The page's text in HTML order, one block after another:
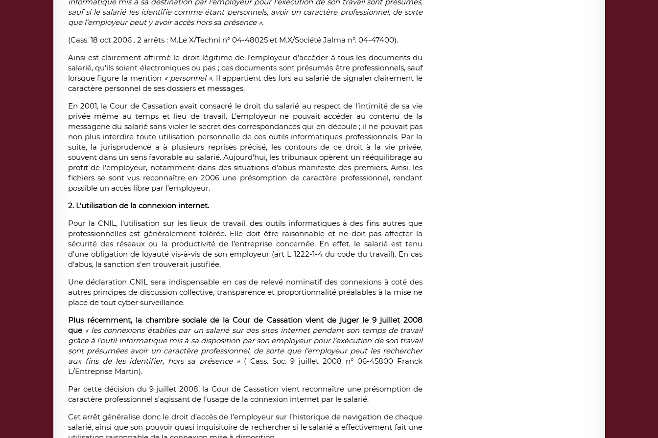
sauf si le salarié les identifie comme étant personnels, avoir un caractère professionnel, de sorte
que l’employeur peut y avoir accès hors sa présence ».
(Cass. 18 oct 2006 . 2 arrêts : M.Le X/Techni n° 04-48025 et M.X/Société Jalma n°. 04-47400).
Ainsi est clairement affirmé le droit légitime de l’employeur d’accéder à tous les documents du
salarié, qu’ils soient électroniques ou pas ; ces documents sont présumés être professionnels, sauf
lorsque figure la mention « personnel ». Il appartient dès lors au salarié de signaler clairement le
caractère personnel de ses dossiers et messages.
En 2001, la Cour de Cassation avait consacré le droit du salarié au respect de l’intimité de sa vie
privée même au temps et lieu de travail. L’employeur ne pouvait accéder au contenu de la
messagerie du salarié sans violer le secret des correspondances qui en découle ; il ne pouvait pas
non plus interdire toute utilisation personnelle de ces outils informatiques professionnels. Par la
suite, la jurisprudence a à plusieurs reprises précisé, les contours de ce droit à la vie privée,
souvent dans un sens favorable au salarié. Aujourd’hui, les tribunaux opèrent un rééquilibrage au
profit de l’employeur, notamment dans des situations d’abus manifeste des premiers. Ainsi, les
fichiers se sont vus reconnaître en 2006 une présomption de caractère professionnel, rendant
possible un accès libre par l’employeur.
2. L’utilisation de la connexion internet.
Pour la CNIL, l’utilisation sur les lieux de travail, des outils informatiques à des fins autres que
professionnelles est généralement tolérée. Elle doit être raisonnable et ne doit pas affecter la
sécurité des réseaux ou la productivité de l’entreprise concernée. En effet, le salarié est tenu
d’une obligation de loyauté vis-à-vis de son employeur (art L 1222-1-4 du code du travail). En cas
d’abus, la sanction s’en trouverait justifiée.
Une déclaration CNIL sera indispensable en cas de relevé nominatif des connexions à coté des
autres principes de discussion collective, transparence et proportionnalité préalables à la mise ne
place de tout cyber surveillance.
Plus récemment, la chambre sociale de la Cour de Cassation vient de juger le 9 juillet 2008
que « les connexions établies par un salarié sur des sites internet pendant son temps de travail
grâce à l’outil informatique mis à sa disposition par son employeur pour l’exécution de son travail
sont présumées avoir un caractère professionnel, de sorte que l’employeur peut les rechercher
aux fins de les identifier, hors sa présence »( Cass. Soc. 9 juillet 2008 n° 06-45800 Franck
L/Entreprise Martin).
Par cette décision du 9 juillet 2008, la Cour de Cassation vient reconnaître une présomption de
caractère professionnel s’agissant de l’usage de la connexion internet par le salarié.
Cet arrêt généralise donc le droit d’accès de l’employeur sur l’historique de navigation de chaque
salarié, ainsi que son pouvoir quasi inquisitoire de rechercher si le salarié a effectivement fait une